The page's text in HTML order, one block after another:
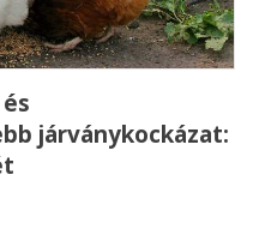
járványkockázat: